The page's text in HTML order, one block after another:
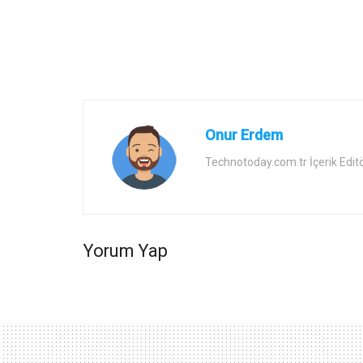
Onur Erdem
Technotoday.com.tr İçerik
Yorum Yap